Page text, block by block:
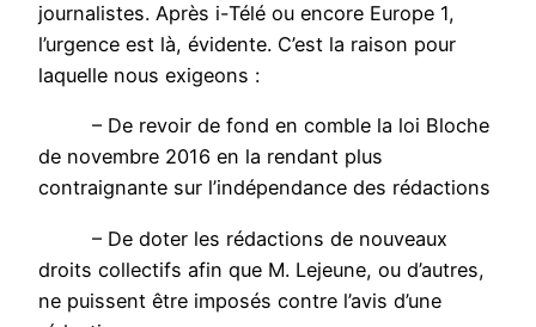
journalistes. Après i-Télé ou encore Europe 1,
l’urgence est là, évidente. C’est la raison pour
laquelle nous exigeons :
– De revoir de fond en comble la loi Bloche
de novembre 2016 en la rendant plus
contraignante sur l’indépendance des rédactions
– De doter les rédactions de nouveaux
droits collectifs afin que M. Lejeune, ou d’autres,
ne puissent être imposés contre l’avis d’une